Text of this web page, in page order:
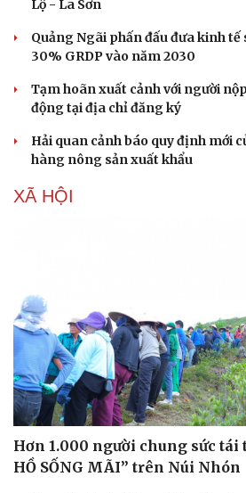
Lộ - La Sơn
Quảng Ngãi phấn đấu đưa kinh tế
30% GRDP vào năm 2030
Tạm hoãn xuất cảnh với người
động tại địa chỉ đăng ký
Hải quan cảnh báo quy định mới
hàng nông sản xuất khẩu
XÃ HỘI
Hơn 1.000 người chung sức tái
HỒ SỐNG MÃI” trên Núi Nhón